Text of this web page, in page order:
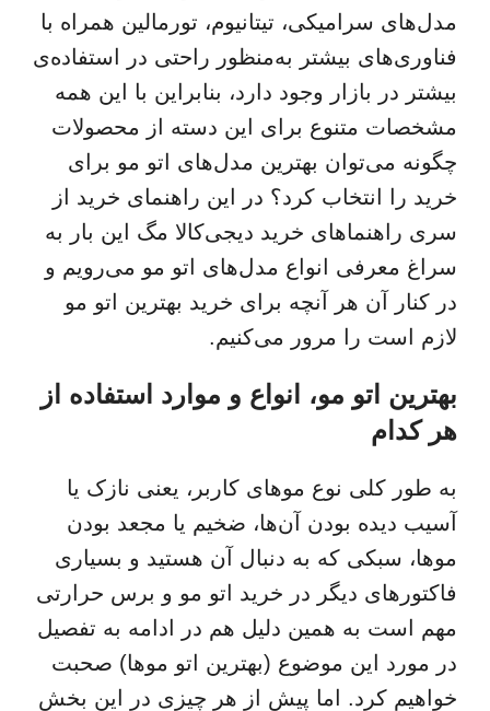
مدل‌های سرامیکی، تیتانیوم، تورمالین همراه با
فناوری‌های بیشتر به‌منظور راحتی در استفاده‌ی
بیشتر در بازار وجود دارد، بنابراین با این همه
مشخصات متنوع برای این دسته از محصولات
چگونه می‌توان بهترین مدل‌های اتو مو برای
خرید را انتخاب کرد؟ در این راهنمای خرید از
سری راهنماهای خرید دیجی‌کالا مگ این بار به
سراغ معرفی انواع مدل‌های اتو مو می‌رویم و
در کنار آن هر آنچه برای خرید بهترین اتو مو
لازم است را مرور می‌کنیم.
بهترین اتو مو، انواع و موارد استفاده از
هر کدام
به طور کلی نوع موهای کاربر، یعنی نازک یا
آسیب دیده بودن آن‌ها، ضخیم یا مجعد بودن
موها، سبکی که به دنبال آن هستید و بسیاری
فاکتورهای دیگر در خرید اتو مو و برس حرارتی
مهم است به همین دلیل هم در ادامه به تفصیل
در مورد این موضوع (بهترین اتو موها) صحبت
خواهیم کرد. اما پیش از هر چیزی در این بخش